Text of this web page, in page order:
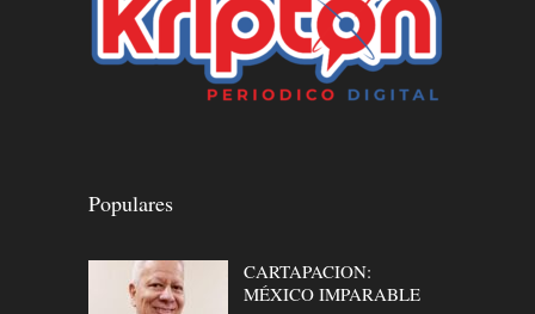
Populares
CARTAPACION:
MÉXICO IMPARABLE